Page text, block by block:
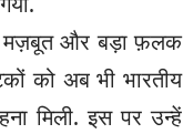
मज़बूत और बड़ा फ़लक
को अब भी भारतीय
मिली. इस पर उन्हें